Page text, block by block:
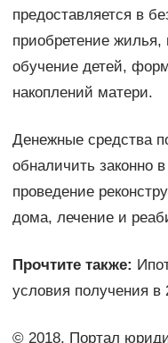
предоставляется в
приобретение жилья,
обучение детей,
накоплений матери.
Денежные средства
обналичить законно
проведение
дома, лечение и
Прочтите также:
условия получения в
© 2018, Портал